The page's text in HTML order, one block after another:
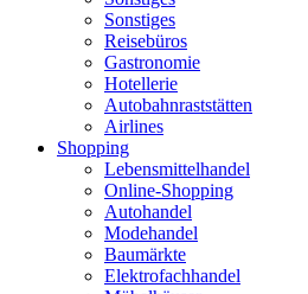
Sonstiges
Reisebüros
Gastronomie
Hotellerie
Autobahnraststätten
Airlines
Shopping
Lebensmittelhandel
Online-Shopping
Autohandel
Modehandel
Baumärkte
Elektrofachhandel